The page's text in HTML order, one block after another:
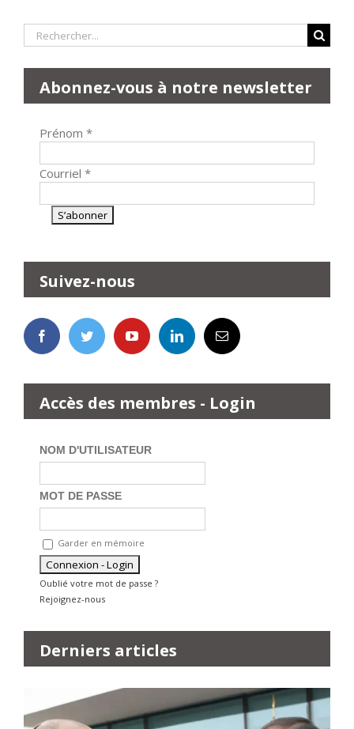
Rechercher:
Abonnez-vous à notre newsletter
Prénom *
Courriel *
Suivez-nous
Accès des membres - Login
NOM D'UTILISATEUR
MOT DE PASSE
Garder en mémoire
Oublié votre mot de passe ?
Rejoignez-nous
Derniers articles